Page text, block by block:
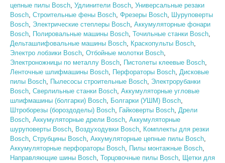
цепные пилы Bosch Удлинители Bosch Универсальные резаки
Bosch Строительные фены Bosch Фрезеры Bosch
Шуруповерты
Bosch Электрические степлеры Bosch Аккумуляторные фонари
Bosch
Полировальные машины Bosch Точильные станки Bosch
Дельташлифовальные машины Bosch
Краскопульты Bosch
Электро лобзики Bosch Отбойные молотки Bosch
Электроножницы по металлу Bosch
Пистолеты клеевые Bosch
Ленточные шлифмашины Bosch
Перфораторы Bosch Дисковые
пилы Bosch
Пылесосы строительные Bosch Электрорубанки
Bosch Сверлильные станки Bosch Аккумуляторные угловые
шлифмашины (болгарки) Bosch
Болгарки (УШМ) Bosch
Штроборезы (бороздоделы) Bosch
Гайковерты Bosch Дрели
Bosch Аккумуляторные дрели Bosch Аккумуляторные
шуруповерты Bosch
Воздуходувки Bosch
Комплекты для резки
Bosch Струбцины Bosch Аккумуляторные цепные пилы Bosch
Аккумуляторные перфораторы Bosch
Пилы монтажные Bosch
Направляющие шины Bosch Торцовочные пилы Bosch Щетки для